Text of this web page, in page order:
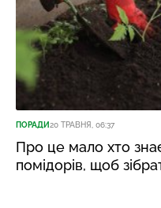
ПОРАДИ20 ТРАВНЯ, 06:37
Про це мало хто
помідорів, щоб